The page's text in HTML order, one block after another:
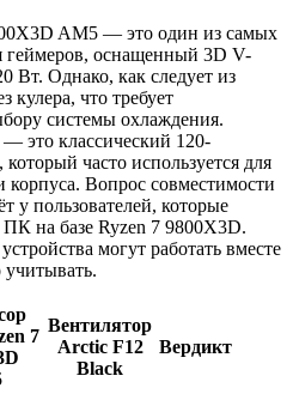
AM5 — это один из самых
геймеров, оснащенный 3D V-
Вт. Однако, как следует из
кулера, что требует
системы охлаждения.
это классический 120-
часто используется для
Вопрос совместимости
у пользователей, которые
на базе Ryzen 7 9800X3D.
могут работать вместе
7
Вентилятор
Arctic F12
Black
Вердикт